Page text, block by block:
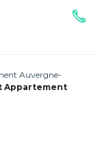
Auvergne-
Appartement